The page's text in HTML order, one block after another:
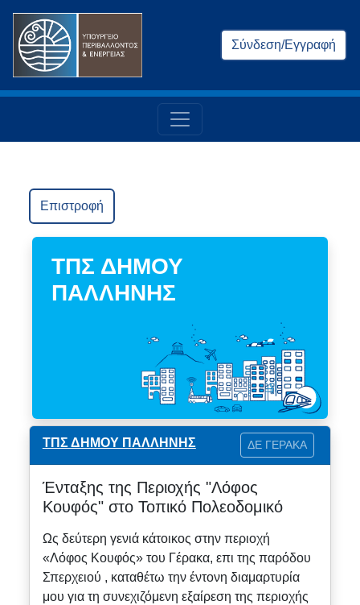
Σύνδεση/Εγγραφή
Επιστροφή
ΤΠΣ ΔΗΜΟΥ
ΠΑΛΛΗΝΗΣ
ΤΠΣ ΔΗΜΟΥ ΠΑΛΛΗΝΗΣ ΔΕ ΓΕΡΑΚΑ
Ένταξης της Περιοχής "Λόφος
Κουφός" στο Τοπικό Πολεοδομικό
Ως δεύτερη γενιά κάτοικος στην περιοχή
«Λόφος Κουφός» του Γέρακα, επι της παρόδου
Σπερχειού , καταθέτω την έντονη διαμαρτυρία
μου για τη συνεχιζόμενη εξαίρεση της περιοχής